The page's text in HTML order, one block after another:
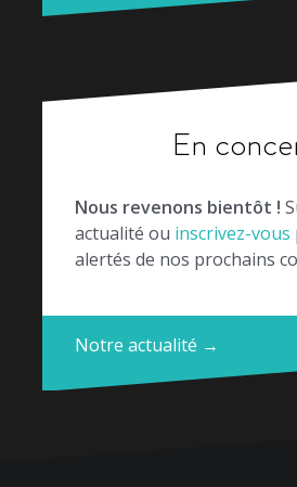
En
Nous revenons bientôt !
actualité ou inscrivez-vous
alertés de nos prochains
Notre actualité →